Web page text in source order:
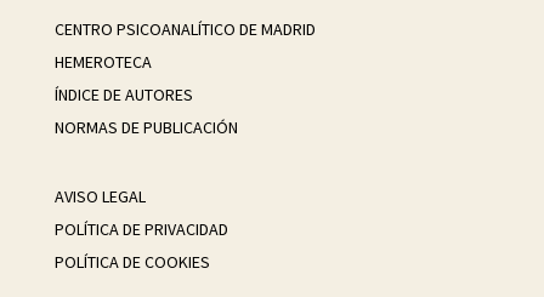
CENTRO PSICOANALÍTICO DE MADRID
HEMEROTECA
ÍNDICE DE AUTORES
NORMAS DE PUBLICACIÓN
AVISO LEGAL
POLÍTICA DE PRIVACIDAD
POLÍTICA DE COOKIES